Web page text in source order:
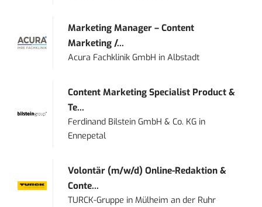
Marketing Manager – Content
Marketing /...
Acura Fachklinik GmbH inAlbstadt
Content Marketing Specialist Product &
Te...
Ferdinand Bilstein GmbH & Co. KG in
Ennepetal
Volontär (m/w/d) Online-Redaktion &
Conte...
TURCK-Gruppe inMülheim an der Ruhr